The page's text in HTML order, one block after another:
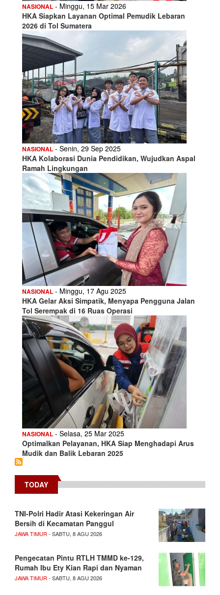
NASIONAL - Minggu, 15 Mar 2026
HKA Siapkan Layanan Optimal Pemudik Lebaran
2026 di Tol Sumatera
NASIONAL - Senin, 29 Sep 2025
HKA Kolaborasi Dunia Pendidikan, Wujudkan Aspal
Ramah Lingkungan
NASIONAL - Minggu, 17 Agu 2025
HKA Gelar Aksi Simpatik, Menyapa Pengguna Jalan
Tol Serempak di 16 Ruas Operasi
NASIONAL - Selasa, 25 Mar 2025
Optimalkan Pelayanan, HKA Siap Menghadapi Arus
Mudik dan Balik Lebaran 2025
TODAY
TNI-Polri Hadir Atasi Kekeringan Air
Bersih di Kecamatan Panggul
JAWA TIMUR - SABTU, 8 AGU 2026
Pengecatan Pintu RTLH TMMD ke-129,
Rumah Ibu Ety Kian Rapi dan Nyaman
JAWA TIMUR - SABTU, 8 AGU 2026